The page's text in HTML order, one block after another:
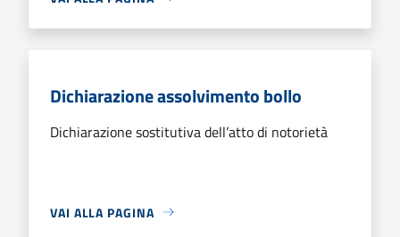
Dichiarazione assolvimento bollo
Dichiarazione sostitutiva dell’atto di notorietà
VAI ALLA PAGINA